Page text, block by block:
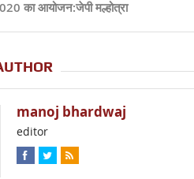
का आयोजन:जेपी मल्होत्रा
manoj bhardwaj
editor